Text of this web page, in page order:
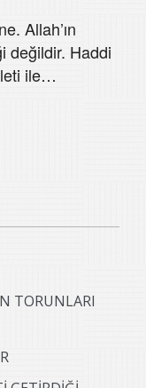
Allah’ın
değildir. Haddi
ile…
TORUNLARI